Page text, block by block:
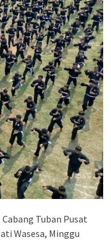
Cabang Tuban Pusat
Wasesa, Minggu